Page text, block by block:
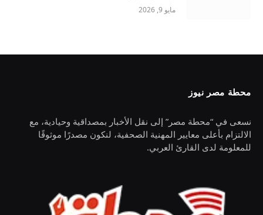
مايو 9, 2026
محطة مصر نيوز
نسعى في “محطة مصر” إلى نقل الأخبار بمصداقية وحيادية، مع
الالتزام بأعلى معايير المهنية الصحفية، لنكون مصدرًا موثوقًا
للمعلومة لدى القارئ العربي.